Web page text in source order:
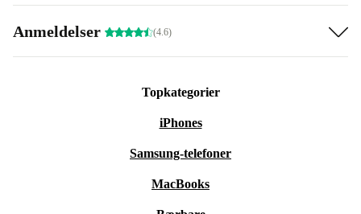
Anmeldelser (4.6)
Topkategorier
iPhones
Samsung-telefoner
MacBooks